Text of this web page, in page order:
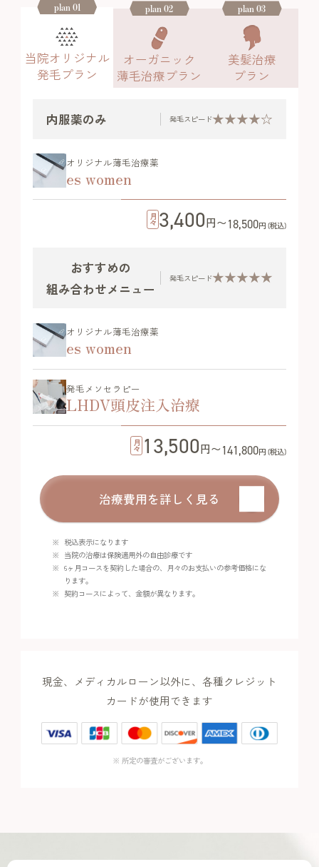
plan 01
当院オリジナル
発毛プラン
plan 02
オーガニック
薄毛治療プラン
plan 03
美髪治療
プラン
内服薬のみ 発毛スピード★★★★☆
オリジナル薄毛治療薬
es women
月々3,400 円〜18,500円 (税込)
おすすめの
組み合わせメニュー
発毛スピード★★★★★
オリジナル薄毛治療薬
es women
発毛メソセラピー
LHDV頭皮注入治療
月々13,500 円〜141,800円 (税込)
治療費用を詳しく見る
税込表示になります
当院の治療は保険適用外の自由診療です
6ヶ月コースを契約した場合の、月々のお支払いの参考価格にな
ります。
契約コースによって、金額が異なります。
現金、メディカルローン以外に、各種クレジット
カードが使用できます
※ 所定の審査がございます。